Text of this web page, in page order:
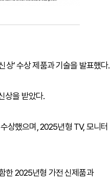
’ 수상 제품과 기술을 발표했다.
상을 받았다.
상했으며, 2025년형 TV, 모니터
한 2025년형 가전 신제품과